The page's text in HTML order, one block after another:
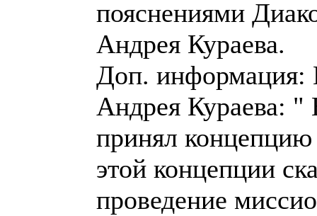
пояснениями
Андрея Кураева.
Доп. информация:
Андрея Кураева:
принял
этой концепции
проведение